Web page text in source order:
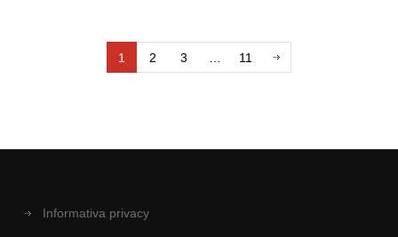
1 2 3 … 11
Informativa privacy